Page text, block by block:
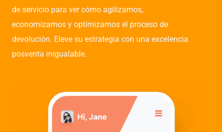
de servicio para ver cómo agilizamos,
economizamos y optimizamos el proceso de
devolución. Eleve su estrategia con una excelencia
posventa inigualable.